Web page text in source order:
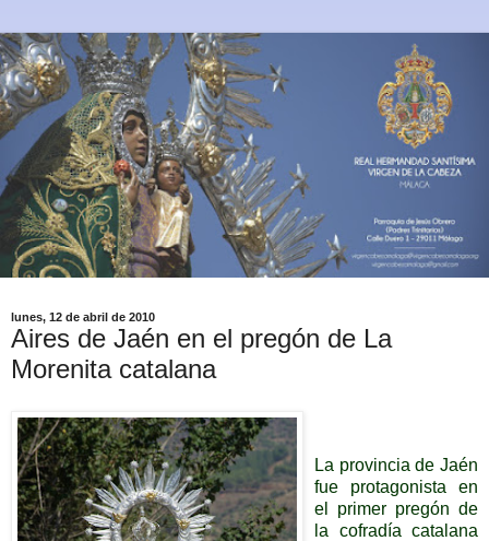
lunes, 12 de abril de 2010
Aires de Jaén en el pregón de La
Morenita catalana
La provincia de Jaén
fue protagonista en
el primer pregón de
la cofradía catalana